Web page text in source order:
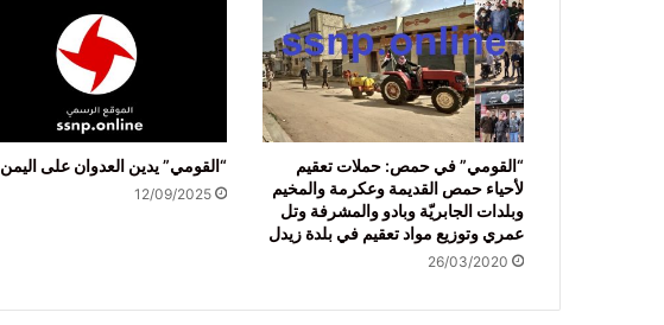
“القومي” في حمص: حملات تعقيم
لأحياء حمص القديمة وعكرمة والمخيم
وبلدات الجابريّة وبادو والمشرفة وتل
عمري وتوزيع مواد تعقيم في بلدة زيدل
26/03/2020
“القومي” يدين العدوان على اليمن
12/09/2025